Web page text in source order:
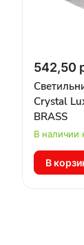
542,50
Crystal
BRASS
В наличии
В